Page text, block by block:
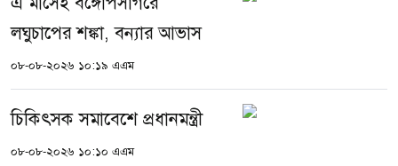
লঘুচাপের শঙ্কা, বন্যার আভাস
০৮-০৮-২০২৬ ১০:১৯ এএম
চিকিৎসক সমাবেশে প্রধানমন্ত্রী
০৮-০৮-২০২৬ ১০:১০ এএম